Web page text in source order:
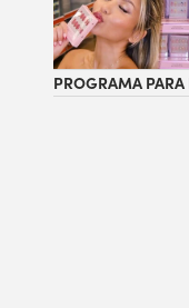
PROGRAMA